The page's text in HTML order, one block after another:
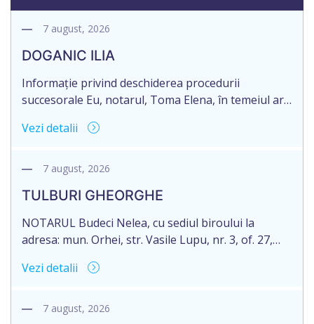
7 august, 2026
DOGANIC ILIA
Informație privind deschiderea procedurii
succesorale Eu, notarul, Toma Elena, în temeiul art.
notific Moștenitorii/ persoană care are un interes
notariale în urma decesului cet. DOGANIC ILIA,
2007040006216. Eliberarea certificatului de
moștenitor este planificată în prealabil pentru […]
Vezi detalii
7 august, 2026
TULBURI GHEORGHE
NOTARUL Budeci Nelea, cu sediul biroului la
adresa: mun. Orhei, str. Vasile Lupu, nr. 3, of. 27,
în urma decesului cet. TULBURI GHEORGHE,
decedat/ă la 16 mai 2026. Eliberarea certificatului de
Vezi detalii
7 august, 2026